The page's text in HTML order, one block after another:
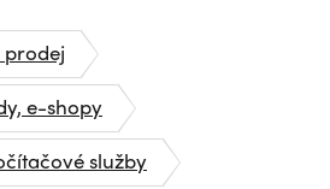
prodej
e-shopy
služby